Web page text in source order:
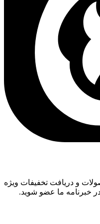
و دریافت تخفیفات ویژه
خبرنامه ما عضو شوید.